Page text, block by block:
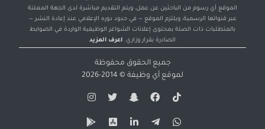
الموقع أي رسوم من الباحثين عن عمل، ويتم التقديم مباشرة لدى الجهة المعلنة
عبر قنواتها الرسمية، ويلتزم الموقع — في حدود دوره الإعلامي عند إعادة النشر —
بالمتطلبات ذات الصلة بمحتوى إعلانات الشواغر الوظيفية الواردة في الضوابط
الصادرة بقرار وزاري. اعرف المزيد
جميع الحقوق محفوظة
لموقع أي وظيفة © 2014-2026